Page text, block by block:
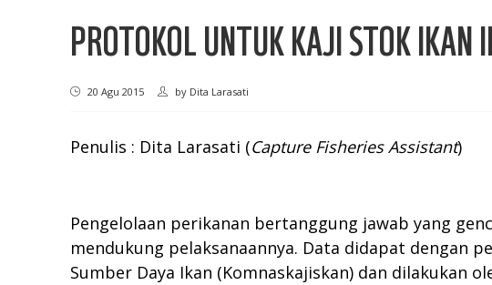
PROTOKOL UNTUK KAJI STOK IKAN
20 Agu 2015 by Dita Larasati
Penulis : Dita Larasati (Capture Fisheries Assistant)
Pengelolaan perikanan bertanggung jawab yang
mendukung pelaksanaannya. Data didapat dengan
Sumber Daya Ikan (Komnaskajiskan) dan dilakukan